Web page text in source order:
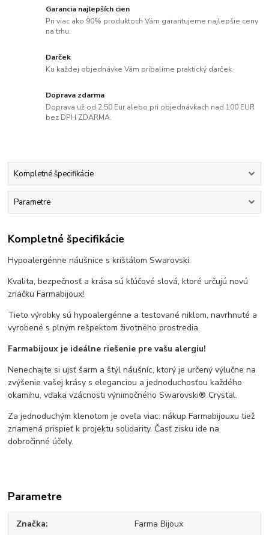
Garancia najlepších cien
Pri viac ako 90% produktoch Vám garantujeme najlepšie ceny
na trhu.
Darček
Ku každej objednávke Vám pribalíme praktický darček.
Doprava zdarma
Doprava už od 2,50 Eur alebo pri objednávkach nad 100 EUR
bez DPH ZDARMA.
Kompletné špecifikácie
Parametre
Kompletné špecifikácie
Hypoalergénne náušnice s krištálom Swarovski.
Kvalita, bezpečnosť a krása sú kľúčové slová, ktoré určujú novú
značku Farmabijoux!
Tieto výrobky sú hypoalergénne a testované niklom, navrhnuté a
vyrobené s plným rešpektom životného prostredia.
Farmabijoux je ideálne riešenie pre vašu alergiu!
Nenechajte si ujsť šarm a štýl náušníc, ktorý je určený výlučne na
zvýšenie vašej krásy s eleganciou a jednoduchosťou každého
okamihu, vďaka vzácnosti výnimočného Swarovski® Crystal.
Za jednoduchým klenotom je oveľa viac: nákup Farmabijouxu tiež
znamená prispieť k projektu solidarity. Časť zisku ide na
dobročinné účely.
Parametre
Značka Farma Bijoux